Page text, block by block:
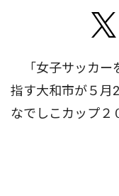
「女子サッカー
指す大和市が５月
なでしこカップ２